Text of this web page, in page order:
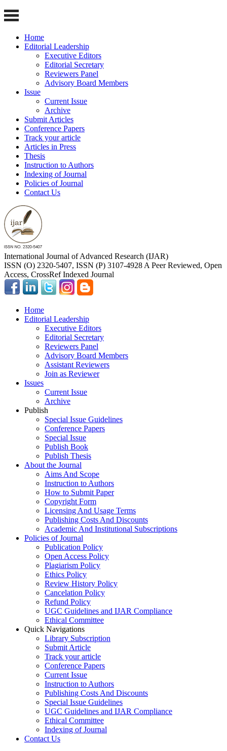
Home
Editorial Leadership
Executive Editors
Editorial Secretary
Reviewers Panel
Advisory Board Members
Issue
Current Issue
Archive
Submit Articles
Conference Papers
Track your article
Articles in Press
Thesis
Instruction to Authors
Indexing of Journal
Policies of Journal
Contact Us
International Journal of Advanced Research (IJAR)
ISSN (O) 2320-5407, ISSN (P) 3107-4928 A Peer Reviewed, Open
Access, CrossRef Indexed Journal
Home
Editorial Leadership
Executive Editors
Editorial Secretary
Reviewers Panel
Advisory Board Members
Assistant Reviewers
Join as Reviewer
Issues
Current Issue
Archive
Publish
Special Issue Guidelines
Conference Papers
Special Issue
Publish Book
Publish Thesis
About the Journal
Aims And Scope
Instruction to Authors
How to Submit Paper
Copyright Form
Licensing And Usage Terms
Publishing Costs And Discounts
Academic And Institutional Subscriptions
Policies of Journal
Publication Policy
Open Access Policy
Plagiarism Policy
Ethics Policy
Review History Policy
Cancelation Policy
Refund Policy
UGC Guidelines and IJAR Compliance
Ethical Committee
Quick Navigations
Library Subscription
Submit Article
Track your article
Conference Papers
Current Issue
Instruction to Authors
Publishing Costs And Discounts
Special Issue Guidelines
UGC Guidelines and IJAR Compliance
Ethical Committee
Indexing of Journal
Contact Us